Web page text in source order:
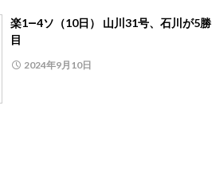
楽1―4ソ（10日） 山川31号、石川が5勝
目
2024年9月10日